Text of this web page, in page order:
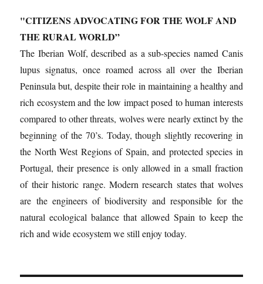
"CITIZENS ADVOCATING FOR THE WOLF AND
THE RURAL WORLD”
The Iberian Wolf, described as a sub-species named Canis
lupus signatus, once roamed across all over the Iberian
Peninsula but, despite their role in maintaining a healthy and
rich ecosystem and the low impact posed to human interests
compared to other threats, wolves were nearly extinct by the
beginning of the 70’s. Today, though slightly recovering in
the North West Regions of Spain, and protected species in
Portugal, their presence is only allowed in a small fraction
of their historic range. Modern research states that wolves
are the engineers of biodiversity and responsible for the
natural ecological balance that allowed Spain to keep the
rich and wide ecosystem we still enjoy today.